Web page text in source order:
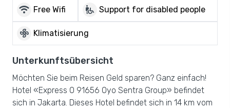
wifi Free Wifi wheelchair_pickup Support for disabled people
mode_fan Klimatisierung
Unterkunftsübersicht
Möchten Sie beim Reisen Geld sparen? Ganz einfach!
Hotel «Express O 91656 Oyo Sentra Group» befindet
sich in Jakarta. Dieses Hotel befindet sich in 14 km vom